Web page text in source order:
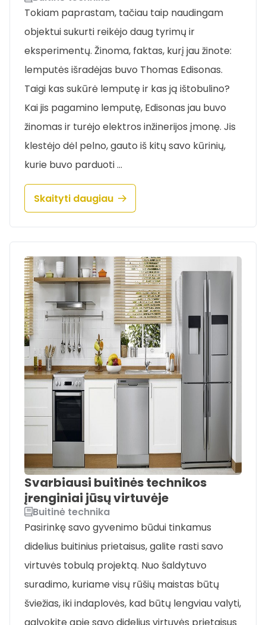
Tokiam paprastam, tačiau taip naudingam
objektui sukurti reikėjo daug tyrimų ir
eksperimentų. Žinoma, faktas, kurį jau žinote:
lemputės išradėjas buvo Thomas Edisonas.
Taigi kas sukūrė lemputę ir kas ją ištobulino?
Kai jis pagamino lemputę, Edisonas jau buvo
žinomas ir turėjo elektros inžinerijos įmonę. Jis
klestėjo dėl pelno, gauto iš kitų savo kūrinių,
kurie buvo parduoti …
Skaityti daugiau
Svarbiausi buitinės technikos
įrenginiai jūsų virtuvėje
Buitinė technika
Pasirinkę savo gyvenimo būdui tinkamus
didelius buitinius prietaisus, galite rasti savo
virtuvės tobulą projektą. Nuo šaldytuvo
suradimo, kuriame visų rūšių maistas būtų
šviežias, iki indaplovės, kad būtų lengviau valyti,
galvokite apie savo didelius virtuvės prietaisus